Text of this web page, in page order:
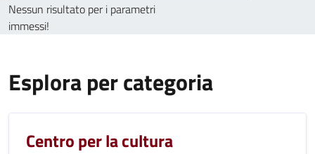
Nessun risultato per i parametri
immessi!
Esplora per categoria
Centro per la cultura